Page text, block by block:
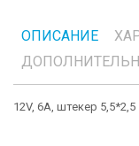
ОПИСАНИЕ
12V, 6A, штекер 5,5*2,5